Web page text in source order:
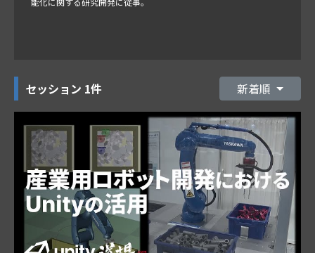
セッション 1件 新着順